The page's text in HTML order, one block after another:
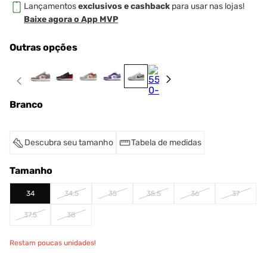
Lançamentosexclusivos e cashback para usar nas lojas!
Baixe agora o App MVP
Outras opções
Branco
Descubra seu tamanho Tabela de medidas
Tamanho
34 34.5 35 35.5 36 37
37.5 38
Restam poucas unidades!